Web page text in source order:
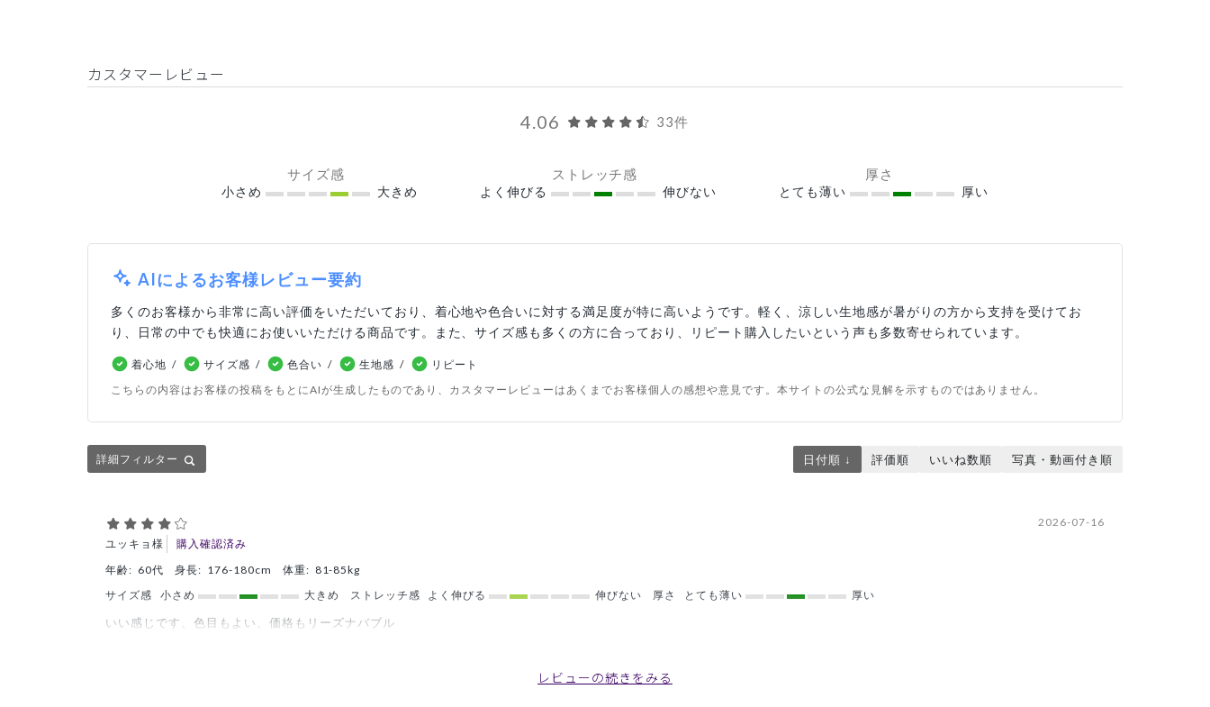
カスタマーレビュー
4.06 33件
サイズ感
小さめ 大きめ
ストレッチ感
よく伸びる 伸びない
厚さ
とても薄い 厚い
AIによるお客様レビュー要約
多くのお客様から非常に高い評価をいただいており、着心地や色合いに対する満足度が特に高いようです。軽く、涼しい生地感が暑がりの方から支持を受けてお
り、日常の中でも快適にお使いいただける商品です。また、サイズ感も多くの方に合っており、リピート購入したいという声も多数寄せられています。
着心地 サイズ感 色合い 生地感
リピート
こちらの内容はお客様の投稿をもとにAIが生成したものであり、カスタマーレビューはあくまでお客様個人の感想や意見です。本サイトの公式な見解を示すものではありません。
詳細フィルター 日付順 ↓ 評価順 いいね数順 写真・動画付き順
ユッキョ様 購入確認済み
2026-07-16
年齢: 60代 身長: 176-180cm 体重: 81-85kg
サイズ感
小さめ 大きめ ストレッチ感 よく伸びる 伸びない 厚さ とても薄い 厚い
いい感じです、色目もよい、価格もリーズナバブル
レビューの続きをみる